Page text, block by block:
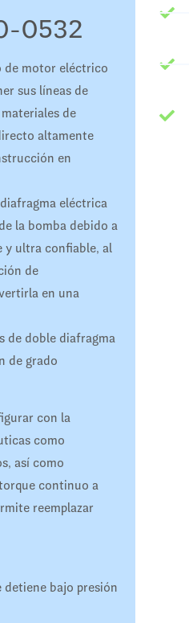
0532
de motor eléctrico
sus líneas de
de
altamente
en
eléctrica
la bomba debido a
y ultra confiable, al
de
en una
de doble diafragma
de grado
con la
como
así como
continuo a
reemplazar
detiene bajo presión